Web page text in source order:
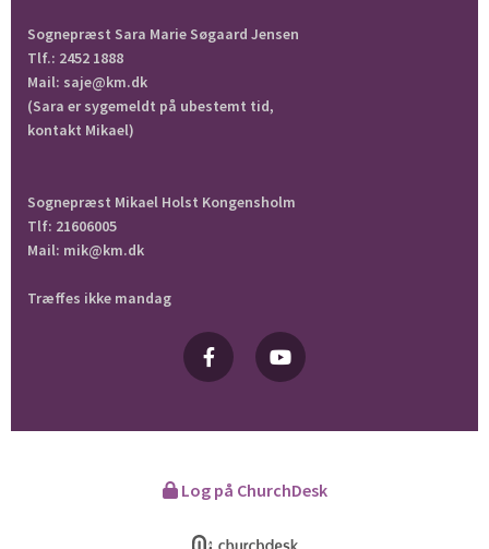
Sognepræst Sara Marie Søgaard Jensen
Tlf.: 2452 1888
Mail: saje@km.dk
(Sara er sygemeldt på ubestemt tid,
kontakt Mikael)
Sognepræst Mikael Holst Kongensholm
Tlf: 21606005
Mail: mik@km.dk
Træffes ikke mandag
Log på ChurchDesk